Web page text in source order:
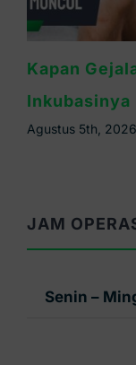
Waspada
Tangan, Ini
Agustus 4th, 2026
JAM
Senin –